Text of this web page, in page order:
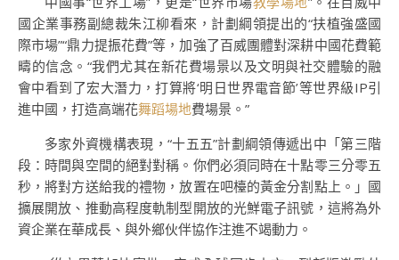
國企業事務副總裁朱江柳看來，計劃綱領提出的“扶植強盛國
際市場”“鼎力提振花費”等，加強了百威團體對深耕中國花費範
疇的信念。“我們尤其在新花費場景以及文明與社交體驗的融
會中看到了宏大潛力，打算將‘明日世界電音節’等世界級IP引
進中國，打造高端花舞蹈場地費場景。”
多家外資機構表現，“十五五”計劃綱領傳遞出中「第三階
段：時間與空間的絕對對稱。你們必須同時在十點零三分零五
秒，將對方送給我的禮物，放置在吧檯的黃金分割點上。」國
擴展開放、推動高程度軌制型開放的光鮮電子訊號，這將為外
資企業在華成長、與外鄉伙伴協作注進不竭動力。